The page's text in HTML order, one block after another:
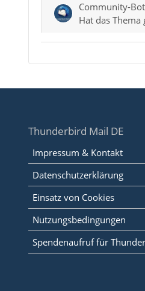
Community-Bot
Hat das Thema
Thunderbird Mail DE
Impressum & Kontakt
Datenschutzerklärung
Einsatz von Cookies
Nutzungsbedingungen
Spendenaufruf für